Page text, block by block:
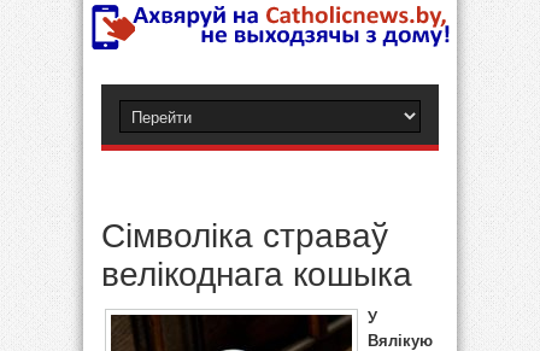
Сімволіка страваў
велікоднага кошыка
У
Вялікую